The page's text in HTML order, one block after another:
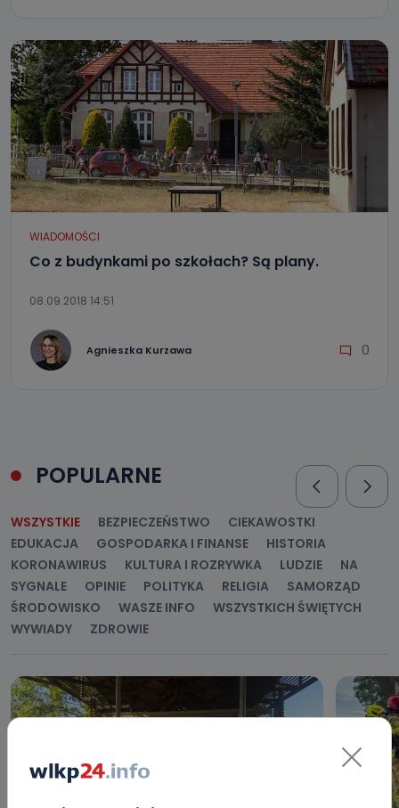
WIADOMOŚCI
Co z budynkami po szkołach? Są plany.
08.09.2018 14:51
Agnieszka Kurzawa 0
POPULARNE
WSZYSTKIE BEZPIECZEŃSTWO
CIEKAWOSTKI
EDUKACJA
GOSPODARKA I FINANSE
HISTORIA
KORONAWIRUS
KULTURA I ROZRYWKA LUDZIE
NA
SYGNALE
OPINIE POLITYKA RELIGIA
SAMORZĄD
ŚRODOWISKO
WASZE INFO
WSZYSTKICH ŚWIĘTYCH
WYWIADY
ZDROWIE